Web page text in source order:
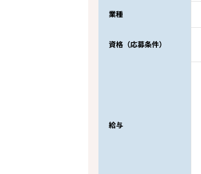
業種
資格（応募条件）
給与